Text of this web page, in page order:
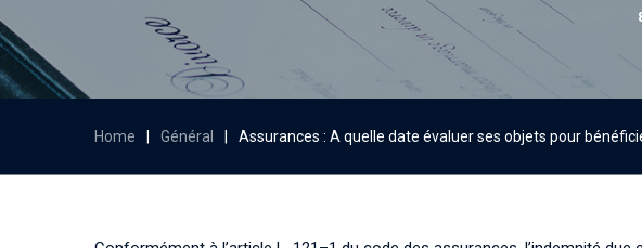
Home Général Assurances : A quelle date évaluer ses objets pour